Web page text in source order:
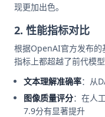
现更加出色。
2. 性能指标对比
根据OpenAI官方发布
指标上都超越了前代模型
文本理解准确率：从
图像质量评分：在人
7.9分有显著提升